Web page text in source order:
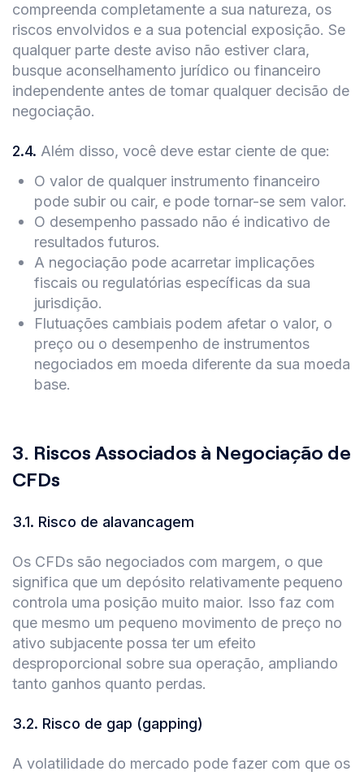
compreenda completamente a sua natureza, os
riscos envolvidos e a sua potencial exposição. Se
qualquer parte deste aviso não estiver clara,
busque aconselhamento jurídico ou financeiro
independente antes de tomar qualquer decisão de
negociação.
2.4. Além disso, você deve estar ciente de que:
O valor de qualquer instrumento financeiro
pode subir ou cair, e pode tornar-se sem valor.
O desempenho passado não é indicativo de
resultados futuros.
A negociação pode acarretar implicações
fiscais ou regulatórias específicas da sua
jurisdição.
Flutuações cambiais podem afetar o valor, o
preço ou o desempenho de instrumentos
negociados em moeda diferente da sua moeda
base.
3. Riscos Associados à Negociação de
CFDs
3.1. Risco de alavancagem
Os CFDs são negociados com margem, o que
significa que um depósito relativamente pequeno
controla uma posição muito maior. Isso faz com
que mesmo um pequeno movimento de preço no
ativo subjacente possa ter um efeito
desproporcional sobre sua operação, ampliando
tanto ganhos quanto perdas.
3.2. Risco de gap (gapping)
A volatilidade do mercado pode fazer com que os